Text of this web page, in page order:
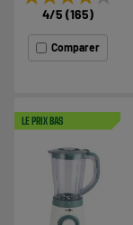
4/5 (165)
Comparer
LE PRIX BAS